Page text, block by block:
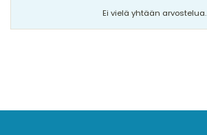
Ei vielä yhtään arvostelua.